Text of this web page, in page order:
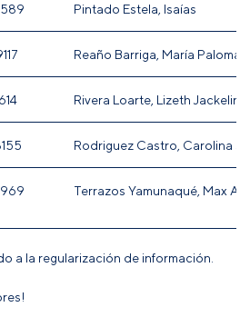
Pintado Estela, Isaías
Reaño Barriga, María Paloma
Rivera Loarte, Lizeth Jackeline
Rodriguez Castro, Carolina
Terrazos Yamunaqué, Max
a la regularización de información.